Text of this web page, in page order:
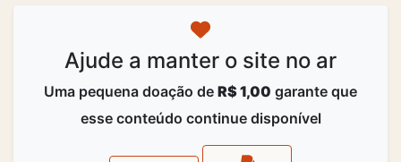
Ajude a manter o site no ar
Uma pequena doação de R$ 1,00 garante que
esse conteúdo continue disponível